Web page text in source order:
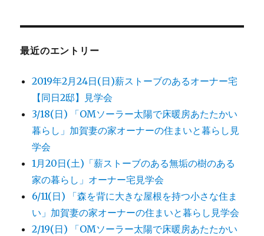
象:
最近のエントリー
2019年2月24日(日)薪ストーブのあるオーナー宅
【同日2邸】見学会
3/18(日) 「OMソーラー太陽で床暖房あたたかい
暮らし」加賀妻の家オーナーの住まいと暮らし見
学会
1月20日(土)「薪ストーブのある無垢の樹のある
家の暮らし」オーナー宅見学会
6/11(日) 「森を背に大きな屋根を持つ小さな住ま
い」加賀妻の家オーナーの住まいと暮らし見学会
2/19(日) 「OMソーラー太陽で床暖房あたたかい